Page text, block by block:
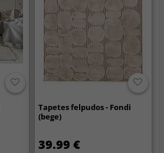
Tapetes felpudos - Fondi
(bege)
39.99 €